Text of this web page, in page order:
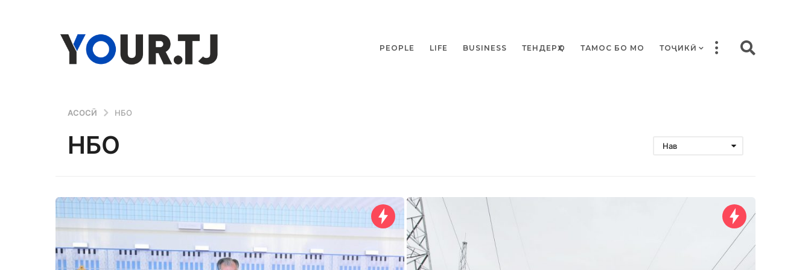
PEOPLE LIFE BUSINESS ТЕНДЕРҲО ТАМОС БО МО ТОҶИКӢ
АСОСӢ НБО
НБО Нав